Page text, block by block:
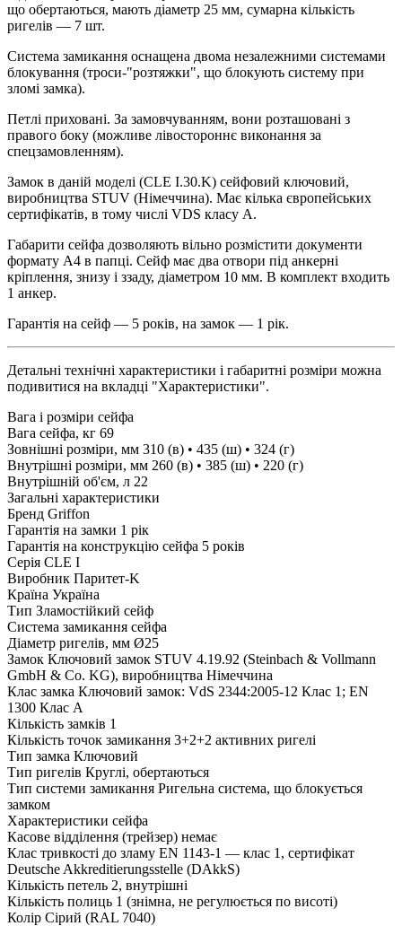
що обертаються, мають діаметр 25 мм, сумарна кількість
ригелів — 7 шт.
Система замикання оснащена двома незалежними системами
блокування (троси-"розтяжки", що блокують систему при
зломі замка).
Петлі приховані. За замовчуванням, вони розташовані з
правого боку (можливе лівостороннє виконання за
спецзамовленням).
Замок в даній моделі (CLE I.30.K) сейфовий ключовий,
виробництва STUV (Німеччина). Має кілька європейських
сертифікатів, в тому числі VDS класу A.
Габарити сейфа дозволяють вільно розмістити документи
формату А4 в папці. Сейф має два отвори під анкерні
кріплення, знизу і ззаду, діаметром 10 мм. В комплект входить
1 анкер.
Гарантія на сейф — 5 років, на замок — 1 рік.
Детальні технічні характеристики і габаритні розміри можна
подивитися на вкладці "Характеристики".
Вага і розміри сейфа
Вага сейфа, кг 69
Зовнішні розміри, мм 310 (в) • 435 (ш) • 324 (г)
Внутрішні розміри, мм 260 (в) • 385 (ш) • 220 (г)
Внутрішній об'єм, л 22
Загальні характеристики
Бренд Griffon
Гарантія на замки 1 рік
Гарантія на конструкцію сейфа 5 років
Серія CLE I
Виробник Паритет-K
Країна Україна
Тип Зламостійкий сейф
Система замикання сейфа
Діаметр ригелів, мм Ø25
Замок Ключовий замок STUV 4.19.92 (Steinbach & Vollmann
GmbH & Co. KG), виробництва Німеччина
Клас замка Ключовий замок: VdS 2344:2005-12 Клас 1; EN
1300 Клас A
Кількість замків 1
Кількість точок замикання 3+2+2 активних ригелі
Тип замка Ключовий
Тип ригелів Круглі, обертаються
Тип системи замикання Ригельна система, що блокується
замком
Характеристики сейфа
Касове відділення (трейзер) немає
Клас тривкості до зламу EN 1143-1 — клас 1, сертифікат
Deutsche Akkreditierungsstelle (DAkkS)
Кількість петель 2, внутрішні
Кількість полиць 1 (знімна, не регулюється по висоті)
Колір Сірий (RAL 7040)